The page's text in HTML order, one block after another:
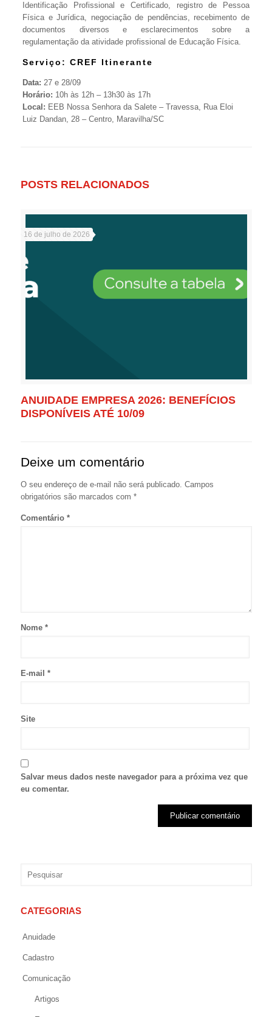
Identificação Profissional e Certificado, registro de Pessoa
Física e Jurídica, negociação de pendências, recebimento de
documentos diversos e esclarecimentos sobre a
regulamentação da atividade profissional de Educação Física.
Serviço: CREF Itinerante
Data:27 e 28/09
Horário: 10h às 12h – 13h30 às 17h
Local: EEB Nossa Senhora da Salete – Travessa, Rua Eloi
Luiz Dandan, 28 – Centro, Maravilha/SC
POSTS RELACIONADOS
16 de julho de 2026
ANUIDADE EMPRESA 2026: BENEFÍCIOS
DISPONÍVEIS ATÉ 10/09
Deixe um comentário
O seu endereço de e-mail não será publicado. Campos
obrigatórios são marcados com *
Comentário *
Nome *
E-mail *
Site
Salvar meus dados neste navegador para a próxima vez que
eu comentar.
CATEGORIAS
Anuidade
Cadastro
Comunicação
Artigos